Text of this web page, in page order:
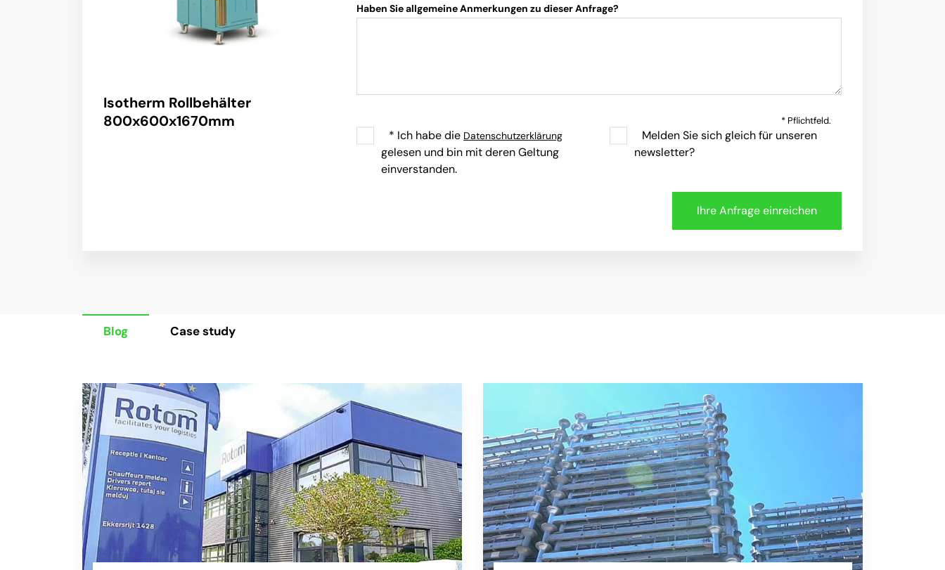
Isotherm Rollbehälter
800x600x1670mm
Haben Sie allgemeine Anmerkungen zu dieser Anfrage?
* Pflichtfeld.
* Ich habe die Datenschutzerklärung
gelesen und bin mit deren Geltung
einverstanden.
Melden Sie sich gleich für unseren
newsletter?
Blog Case study